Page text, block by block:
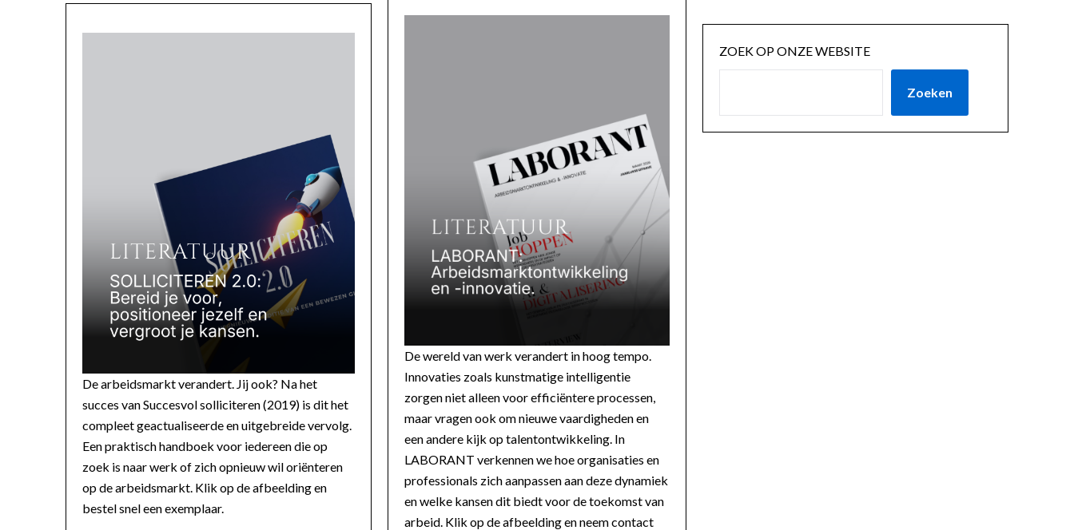
De arbeidsmarkt verandert. Jij ook? Na het
succes van Succesvol solliciteren (2019) is dit het
compleet geactualiseerde en uitgebreide vervolg.
Een praktisch handboek voor iedereen die op
zoek is naar werk of zich opnieuw wil oriënteren
op de arbeidsmarkt. Klik op de afbeelding en
bestel snel een exemplaar.
De wereld van werk verandert in hoog tempo.
Innovaties zoals kunstmatige intelligentie
zorgen niet alleen voor efficiëntere processen,
maar vragen ook om nieuwe vaardigheden en
een andere kijk op talentontwikkeling. In
LABORANT verkennen we hoe organisaties en
professionals zich aanpassen aan deze dynamiek
en welke kansen dit biedt voor de toekomst van
arbeid. Klik op de afbeelding en neem contact
ZOEK OP ONZE WEBSITE
Zoeken